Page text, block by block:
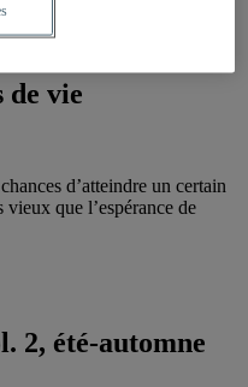
de vie
d’atteindre un certain
que l’espérance de
2, été-automne